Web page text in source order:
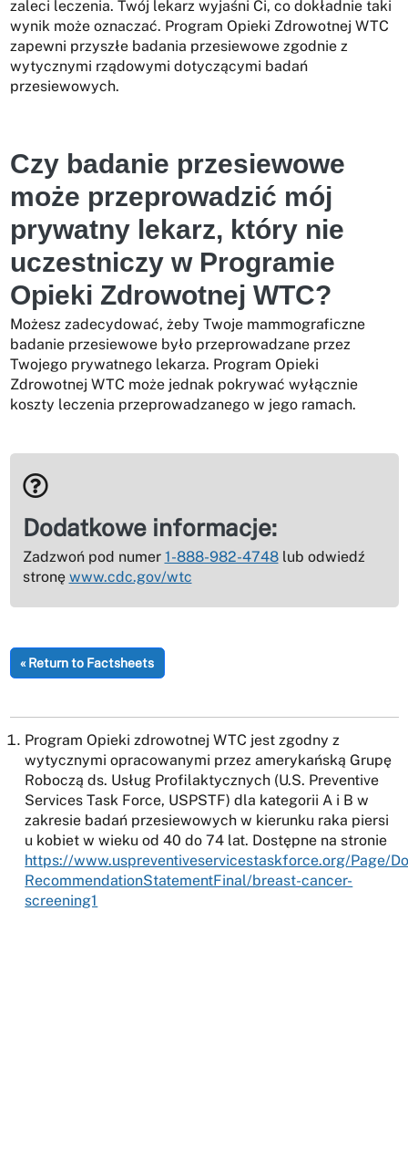
zaleci leczenia. Twój lekarz wyjaśni Ci, co dokładnie taki
wynik może oznaczać. Program Opieki Zdrowotnej WTC
zapewni przyszłe badania przesiewowe zgodnie z
wytycznymi rządowymi dotyczącymi badań
przesiewowych.
Czy badanie przesiewowe
może przeprowadzić mój
prywatny lekarz, który nie
uczestniczy w Programie
Opieki Zdrowotnej WTC?
Możesz zadecydować, żeby Twoje mammograficzne
badanie przesiewowe było przeprowadzane przez
Twojego prywatnego lekarza. Program Opieki
Zdrowotnej WTC może jednak pokrywać wyłącznie
koszty leczenia przeprowadzanego w jego ramach.
Dodatkowe informacje:
Zadzwoń pod numer 1-888-982-4748lub odwiedź
stronę www.cdc.gov/wtc
« Return to Factsheets
Program Opieki zdrowotnej WTC jest zgodny z
wytycznymi opracowanymi przez amerykańską Grupę
Roboczą ds. Usług Profilaktycznych (U.S. Preventive
Services Task Force, USPSTF) dla kategorii A i B w
zakresie badań przesiewowych w kierunku raka piersi
u kobiet w wieku od 40 do 74 lat. Dostępne na stronie
https://www.uspreventiveservicestaskforce.org/Page/
RecommendationStatementFinal/breast-cancer-
screening1